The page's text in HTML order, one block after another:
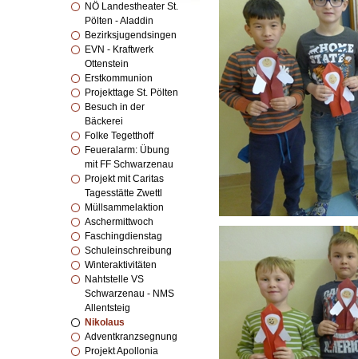
NÖ Landestheater St.
Pölten - Aladdin
Bezirksjugendsingen
EVN - Kraftwerk
Ottenstein
Erstkommunion
Projekttage St. Pölten
Besuch in der
Bäckerei
Folke Tegetthoff
Feueralarm: Übung
mit FF Schwarzenau
Projekt mit Caritas
Tagesstätte Zwettl
Müllsammelaktion
Aschermittwoch
Faschingdienstag
Schuleinschreibung
Winteraktivitäten
Nahtstelle VS
Schwarzenau - NMS
Allentsteig
Nikolaus
Adventkranzsegnung
Projekt Apollonia